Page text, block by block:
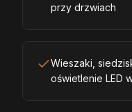
przy drzwiach
Wieszaki,
oświetlenie LED